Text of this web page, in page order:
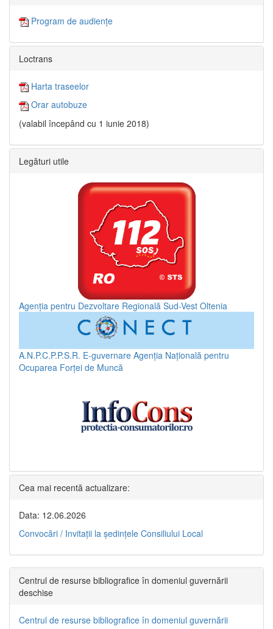
Program de audiențe
Loctrans
Harta traseelor
Orar autobuze
(valabil începând cu 1 iunie 2018)
Legături utile
Agenția pentru Dezvoltare Regională Sud-Vest Oltenia
A.N.P.C.P.P.S.R. E-guvernare Agenția Națională pentru
Ocuparea Forței de Muncă
Cea mai recentă actualizare:
Data: 12.06.2026
Convocări / Invitaţii la şedinţele Consiliului Local
Centrul de resurse bibliografice în domeniul guvernării
deschise
Centrul de resurse bibliografice în domeniul guvernării